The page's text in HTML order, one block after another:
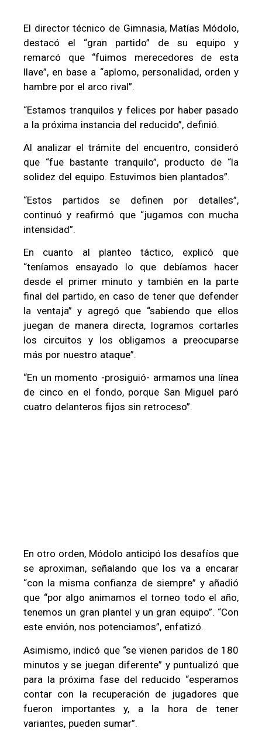
El director técnico de Gimnasia, Matías Módolo,
destacó el “gran partido” de su equipo y
remarcó que “fuimos merecedores de esta
llave”, en base a “aplomo, personalidad, orden y
hambre por el arco rival”.
“Estamos tranquilos y felices por haber pasado
a la próxima instancia del reducido”, definió.
Al analizar el trámite del encuentro, consideró
que “fue bastante tranquilo”, producto de “la
solidez del equipo. Estuvimos bien plantados”.
“Estos partidos se definen por detalles”,
continuó y reafirmó que “jugamos con mucha
intensidad”.
En cuanto al planteo táctico, explicó que
“teníamos ensayado lo que debíamos hacer
desde el primer minuto y también en la parte
final del partido, en caso de tener que defender
la ventaja” y agregó que “sabiendo que ellos
juegan de manera directa, logramos cortarles
los circuitos y los obligamos a preocuparse
más por nuestro ataque”.
“En un momento -prosiguió- armamos una línea
de cinco en el fondo, porque San Miguel paró
cuatro delanteros fijos sin retroceso”.
En otro orden, Módolo anticipó los desafíos que
se aproximan, señalando que los va a encarar
“con la misma confianza de siempre” y añadió
que “por algo animamos el torneo todo el año,
tenemos un gran plantel y un gran equipo”. “Con
este envión, nos potenciamos”, enfatizó.
Asimismo, indicó que “se vienen paridos de 180
minutos y se juegan diferente” y puntualizó que
para la próxima fase del reducido “esperamos
contar con la recuperación de jugadores que
fueron importantes y, a la hora de tener
variantes, pueden sumar”.